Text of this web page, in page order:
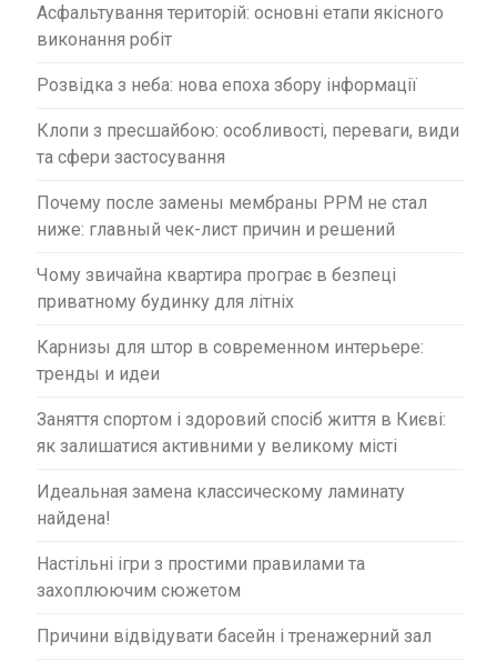
Асфальтування територій: основні етапи якісного
виконання робіт
Розвідка з неба: нова епоха збору інформації
Клопи з пресшайбою: особливості, переваги, види
та сфери застосування
Почему после замены мембраны PPM не стал
ниже: главный чек-лист причин и решений
Чому звичайна квартира програє в безпеці
приватному будинку для літніх
Карнизы для штор в современном интерьере:
тренды и идеи
Заняття спортом і здоровий спосіб життя в Києві:
як залишатися активними у великому місті
Идеальная замена классическому ламинату
найдена!
Настільні ігри з простими правилами та
захоплюючим сюжетом
Причини відвідувати басейн і тренажерний зал